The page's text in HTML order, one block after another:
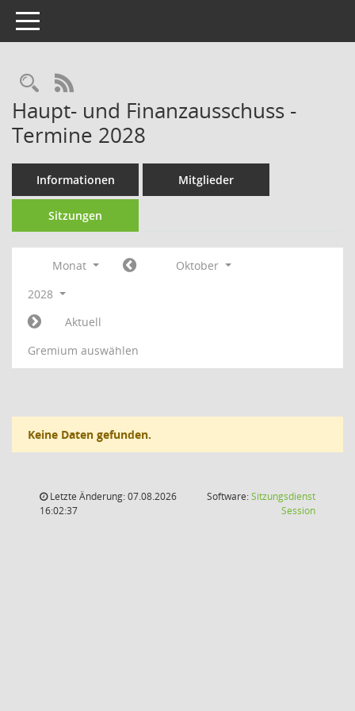
Toggle navigation
Rechercheauswahl
RSS-Feed
Haupt- und Finanzausschuss -
Termine 2028
Informationen Mitglieder
Sitzungen
Monat
Oktober
2028
Aktuell
Gremium auswählen
Keine Daten gefunden.
Letzte Änderung: 07.08.2026
16:02:37
Software:Sitzungsdienst
Session(Wird in